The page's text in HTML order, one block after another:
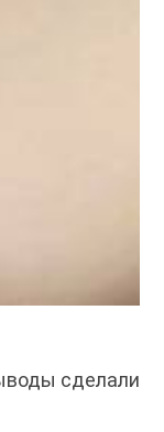
сделали